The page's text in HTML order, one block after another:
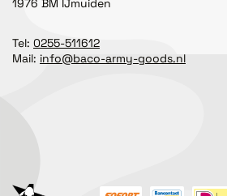
1976 BM IJmuiden
Tel: 0255-511612
Mail: info@baco-army-goods.nl